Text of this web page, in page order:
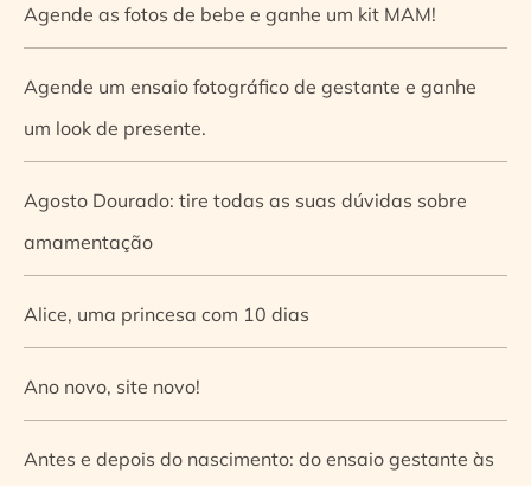
Agende as fotos de bebe e ganhe um kit MAM!
Agende um ensaio fotográfico de gestante e ganhe
um look de presente.
Agosto Dourado: tire todas as suas dúvidas sobre
amamentação
Alice, uma princesa com 10 dias
Ano novo, site novo!
Antes e depois do nascimento: do ensaio gestante às